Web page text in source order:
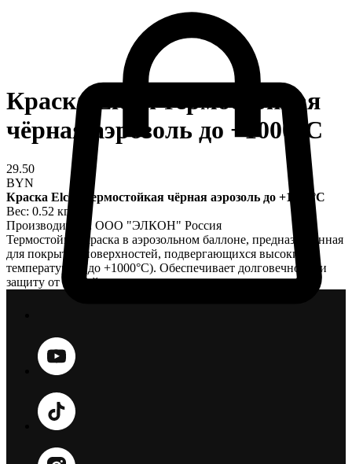
Краска Elcon термостойкая
чёрная аэрозоль до +1000°С
29.50
BYN
Краска Elcon термостойкая чёрная аэрозоль до +1000°С
Вес: 0.52 кг
Производитель: ООО "ЭЛКОН" Россия
Термостойкая краска в аэрозольном баллоне, предназначенная
для покрытия поверхностей, подвергающихся высоким
температурам (до +1000°С). Обеспечивает долговечность и
защиту от воздействия высоких температур.